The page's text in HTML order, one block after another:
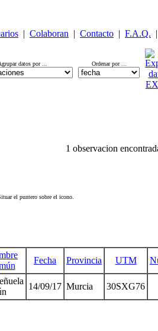
| Colaboran | Contacto | F.A.Q. |
datos por ... Ordenar por ...
1 observacion
el puntero sobre el icono.
Fecha Provincia UTM
14/09/17 Murcia 30SXG76